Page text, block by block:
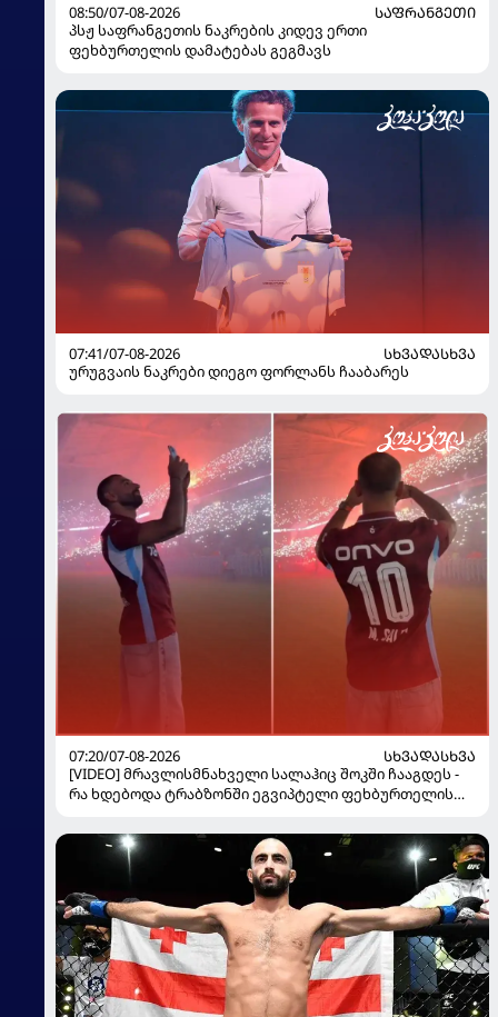
08:50/07-08-2026
ᲡᲐᲤᲠᲐᲜᲒᲔᲗᲘ
პსჟ საფრანგეთის ნაკრების კიდევ ერთი
ფეხბურთელის დამატებას გეგმავს
07:41/07-08-2026
ᲡᲮᲕᲐᲓᲐᲡᲮᲕᲐ
ურუგვაის ნაკრები დიეგო ფორლანს ჩააბარეს
07:20/07-08-2026
ᲡᲮᲕᲐᲓᲐᲡᲮᲕᲐ
[VIDEO] მრავლისმნახველი სალაჰიც შოკში ჩააგდეს -
რა ხდებოდა ტრაბზონში ეგვიპტელი ფეხბურთელის